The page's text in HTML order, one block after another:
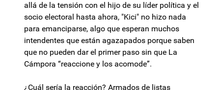
allá de la tensión con el hijo de su líder política y el
socio electoral hasta ahora, "Kici" no hizo nada
para emanciparse, algo que esperan muchos
intendentes que están agazapados porque saben
que no pueden dar el primer paso sin que La
Cámpora “reaccione y los acomode”.
¿Cuál sería la reacción? Armados de listas